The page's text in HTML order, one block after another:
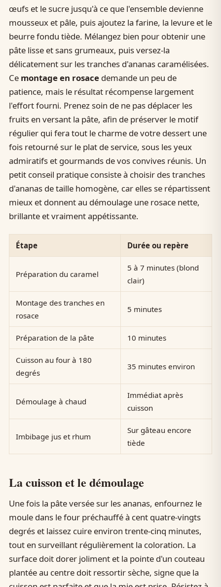
œufs et le sucre jusqu'à ce que l'ensemble devienne
mousseux et pâle, puis ajoutez la farine, la levure et le
beurre fondu tiède. Mélangez bien pour obtenir une
pâte lisse et sans grumeaux, puis versez-la
délicatement sur les tranches d'ananas caramélisées.
Ce montage en rosacedemande un peu de
patience, mais le résultat récompense largement
l'effort fourni. Prenez soin de ne pas déplacer les
fruits en versant la pâte, afin de préserver le motif
régulier qui fera tout le charme de votre dessert une
fois retourné sur le plat de service, sous les yeux
admiratifs et gourmands de vos convives réunis. Un
petit conseil pratique consiste à choisir des tranches
d'ananas de taille homogène, car elles se répartissent
mieux et donnent au démoulage une rosace nette,
brillante et vraiment appétissante.
Étape Durée ou repère
Préparation du caramel
5 à 7 minutes (blond
clair)
Montage des tranches en
rosace
5 minutes
Préparation de la pâte 10 minutes
Cuisson au four à 180
degrés
35 minutes environ
Démoulage à chaud
Immédiat après
cuisson
Imbibage jus et rhum
Sur gâteau encore
tiède
La cuisson et le démoulage
Une fois la pâte versée sur les ananas, enfournez le
moule dans le four préchauffé à cent quatre-vingts
degrés et laissez cuire environ trente-cinq minutes,
tout en surveillant régulièrement la coloration. La
surface doit dorer joliment et la pointe d'un couteau
plantée au centre doit ressortir sèche, signe que la